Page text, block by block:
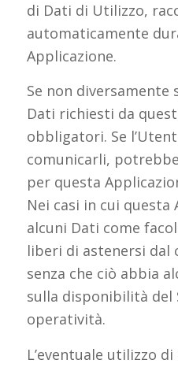
di Dati di Utilizzo,
automaticamente
Applicazione.
Se non
Dati richiesti da
obbligatori. Se
comunicarli,
per questa
Nei casi in cui questa
alcuni Dati come
liberi di astenersi dal
senza che ciò abbia
sulla disponibilità del
operatività.
L’eventuale utilizzo